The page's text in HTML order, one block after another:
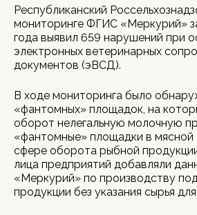
Республиканский
мониторинге ФГИС «Меркурий»
года выявил 659 нарушений при
электронных ветеринарных
документов (эВСД).
В ходе мониторинга было
«фантомных» площадок, на
оборот нелегальную молочную
«фантомные» площадки в мясной
сфере оборота рыбной
лица предприятий добавляли
«Меркурий» по производству
продукции без указания сырья